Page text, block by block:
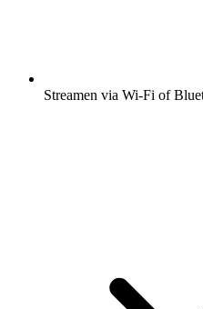
Streamen via Wi-Fi of